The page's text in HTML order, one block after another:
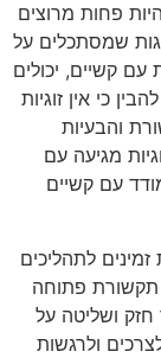
פחות מרוצים
שמסתכלים על
עם קשיים, יכולים
כי אין זוגיות
והבעיות
מגיעה עם
עם קשיים
לתהליכים
תקשורת פתוחה
חזק ושליטה על
ולרגשות